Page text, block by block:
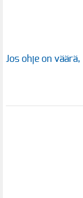
Jos ohje on